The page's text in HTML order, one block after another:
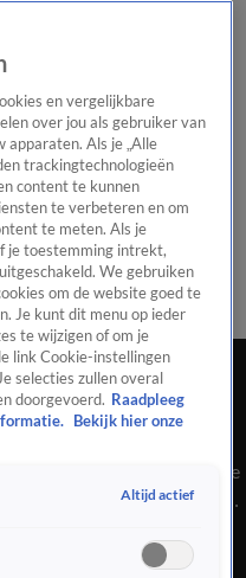
Het beste van Hart
Tip de
Tip de redactiePanelVideo's
winsituatie' voor
een Brabantse innovatie die
aan hulpboeren en zorgt
en vergelijkbare
over jou als gebruiker van
apparaten. Als je „Alle
trackingtechnologieën
content te kunnen
te verbeteren en om
te meten. Als je
je toestemming intrekt,
We gebruiken
om de website goed te
Je kunt dit menu op ieder
te wijzigen of om je
link Cookie-instellingen
selecties zullen overal
doorgevoerd. Raadpleeg
Bekijk hier onze
Altijd actief